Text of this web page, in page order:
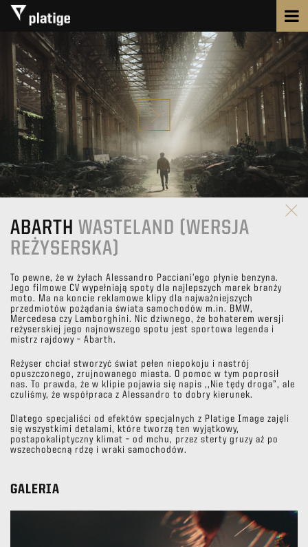
ABARTH WASTELAND (WERSJA
REŻYSERSKA)
To pewne, że w żyłach Alessandro Pacciani’ego płynie benzyna.
Jego filmowe CV wypełniają spoty dla najlepszych marek branży
moto. Ma na koncie reklamowe klipy dla najważniejszych
przedmiotów pożądania świata samochodów m.in. BMW,
Mercedesa czy Lamborghini. Nic dziwnego, że bohaterem wersji
reżyserskiej jego najnowszego spotu jest sportowa legenda i
mistrz rajdowy – Abarth.
Reżyser chciał stworzyć świat pełen niepokoju i nastrój
opuszczonego, zrujnowanego miasta. O pomoc w tym poprosił
nas. To prawda, że w klipie pojawia się napis ,,Nie tędy droga”, ale
czuliśmy, że współpraca z Alessandro to dobry kierunek.
Dlatego specjaliści od efektów specjalnych z Platige Image zajęli
się wszystkimi detalami, które tworzą ten wyjątkowy,
postapokaliptyczny klimat – od mchu, przez sterty gruzy aż po
wszechobecną rdzę i wraki samochodów.
GALERIA